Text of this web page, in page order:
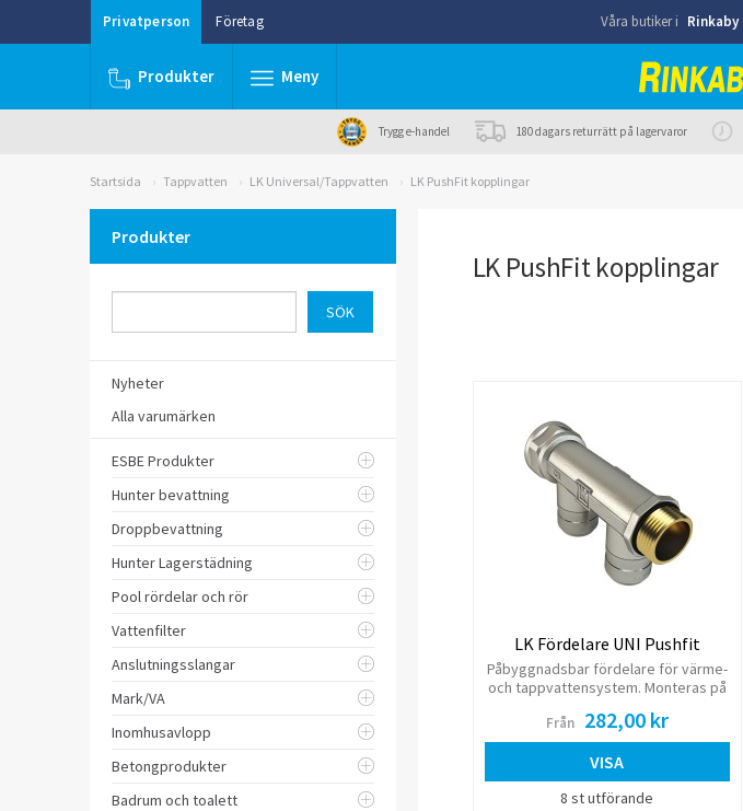
Privatperson Företag Våra butiker i Rinkaby
Produkter Meny
Trygg e-handel 180 dagars returrätt på lagervaror
Startsida Tappvatten LK Universal/Tappvatten LK PushFit kopplingar
Produkter
Nyheter
Alla varumärken
ESBE Produkter
Hunter bevattning
Droppbevattning
Hunter Lagerstädning
Pool rördelar och rör
Vattenfilter
Anslutningsslangar
Mark/VA
Inomhusavlopp
Betongprodukter
Badrum och toalett
LK PushFit kopplingar
LK Fördelare UNI Pushfit
Påbyggnadsbar fördelare för värme-
och tappvattensystem. Monteras på
Fördelarskåp UNI. Tillverkad av
avzinkningsbeständig mässing,
förnicklad. Fördelare har anslutning
G20 (ut- och inv gg) för
matningsledning. Anslutning med c/c
Från 282,00 kr
VISA
8 st utförande